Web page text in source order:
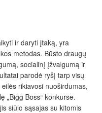
ir daryti įtaką, yra
metodas. Būsto draugų
socialinį įžvalgumą ir
parodė ryšį tarp visų
rikiavosi nuoširdumas,
„Bigg Boss“ konkurse.
siūlo sąsajas su kitomis